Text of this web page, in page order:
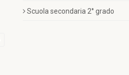
Scuola secondaria 2° grado